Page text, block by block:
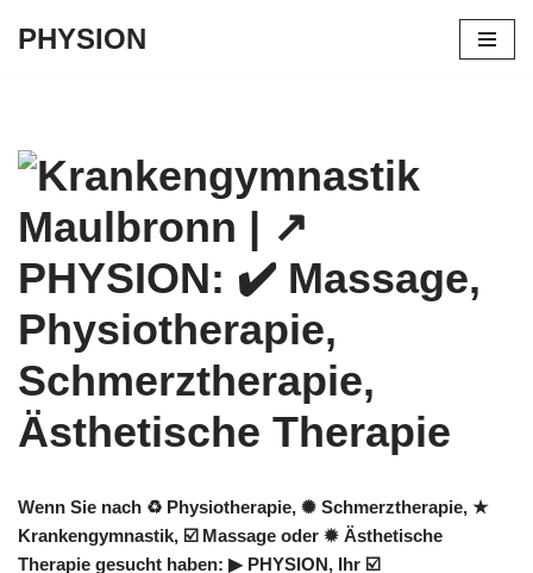
PHYSION
Wenn Sie nach ♻ Physiotherapie, ✺ Schmerztherapie, ★
Krankengymnastik, ☑️ Massage oder ✹ Ästhetische
Therapie gesucht haben: ▶︎ PHYSION, Ihr ☑️